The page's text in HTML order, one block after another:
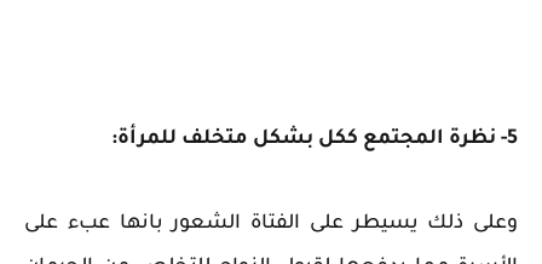
5- نظرة المجتمع ككل بشكل متخلف للمرأة:
وعلى ذلك يسيطر على الفتاة الشعور بانها عبء على